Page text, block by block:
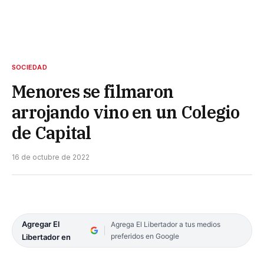
SOCIEDAD
Menores se filmaron
arrojando vino en un Colegio
de Capital
16 de octubre de 2022
Agregar El
Libertador en
Agrega El Libertador a tus medios
preferidos en Google